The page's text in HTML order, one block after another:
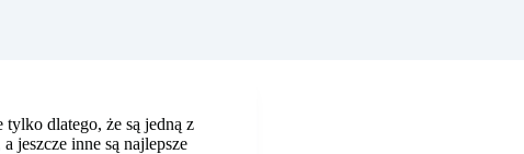
dlatego, że są jedną z
jeszcze inne są najlepsze